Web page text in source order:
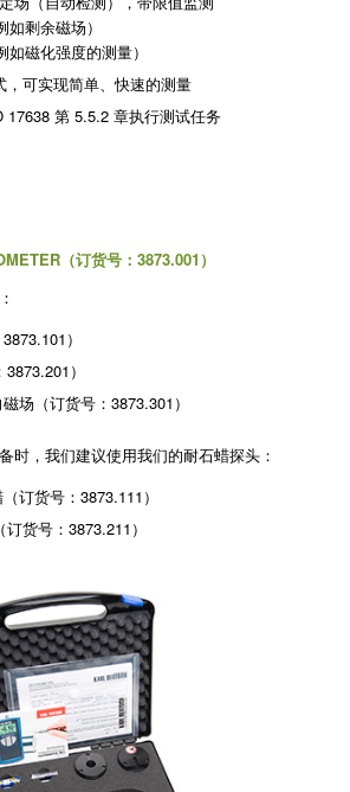
剩余磁场）
磁化强度的测量）
，可实现简单、快速的测量
17638 第 5.5.2 章执行测试任务
（订货号：3873.001）
）
）
场（订货号：3873.301）
时，我们建议使用我们的耐石蜡探头：
订货号：3873.111）
货号：3873.211）